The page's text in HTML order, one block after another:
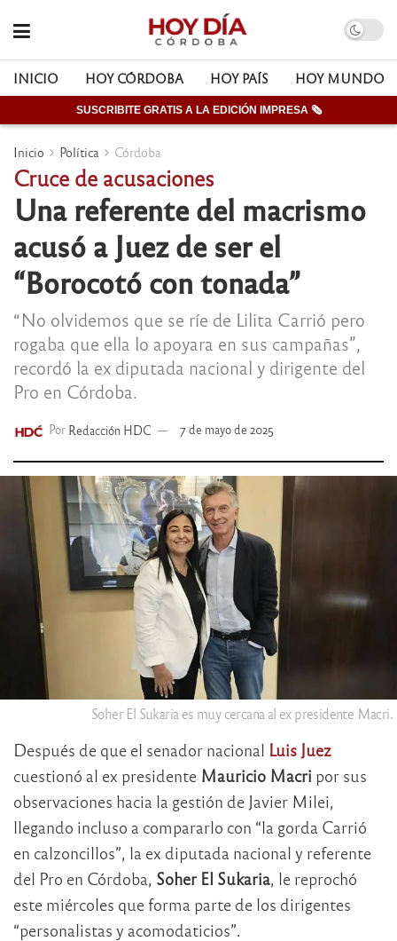
INICIO HOY CÓRDOBA HOY PAÍS HOY MUNDO
SUSCRIBITE GRATIS A LA EDICIÓN IMPRESA 🗞
Inicio Política Córdoba
Cruce de acusaciones
Una referente del macrismo
acusó a Juez de ser el
“Borocotó con tonada”
“No olvidemos que se ríe de Lilita Carrió pero
rogaba que ella lo apoyara en sus campañas”,
recordó la ex diputada nacional y dirigente del
Pro en Córdoba.
Por Redacción HDC 7 de mayo de 2025
Soher El Sukaria es muy cercana al ex presidente Macri.
Después de que el senador nacional Luis Juez
cuestionó al ex presidente Mauricio Macri por sus
observaciones hacia la gestión de Javier Milei,
llegando incluso a compararlo con “la gorda Carrió
en calzoncillos”, la ex diputada nacional y referente
del Pro en Córdoba, Soher El Sukaria, le reprochó
este miércoles que forma parte de los dirigentes
“personalistas y acomodaticios”.